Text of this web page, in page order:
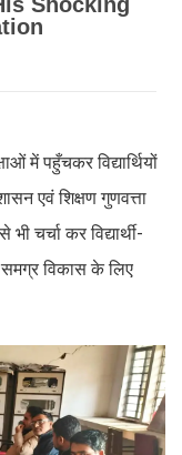
में पहुँचकर विद्यार्थियों
एवं शिक्षण गुणवत्ता
चर्चा कर विद्यार्थी-
समग्र विकास के लिए